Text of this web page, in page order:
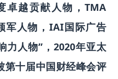
卓越贡献人物，TMA
军人物，IAI国际广告
力人物”，2020年亚太
第十届中国财经峰会评